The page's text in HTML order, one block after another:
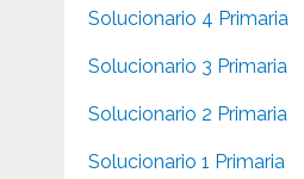
Solucionario 4 Primaria
Solucionario 3 Primaria
Solucionario 2 Primaria
Solucionario 1 Primaria